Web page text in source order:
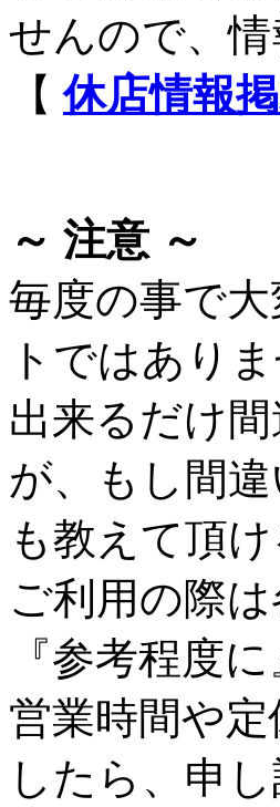
せんので、
【休店情報
～ 注意 ～
毎度の事で
トではありま
出来るだけ
が、もし間
も教えて頂
ご利用の際
『参考程度
営業時間や
したら、申